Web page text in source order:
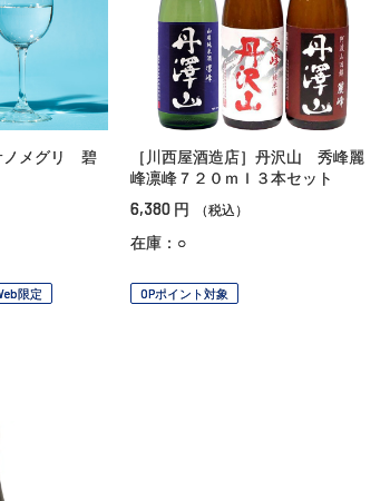
ノメグリ 碧
限定
［川西屋酒造店］丹沢山 秀峰麗
峰凛峰７２０ｍｌ３本セット
6,380 円 （税込）
在庫：○
OPポイント対象